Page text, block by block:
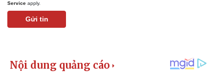
Service apply.
Gửi tin